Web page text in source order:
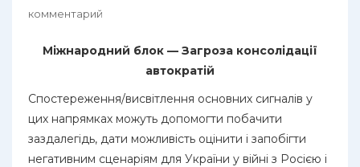
комментарий
Міжнародний блок — Загроза консолідації
автократій
Спостереження/висвітлення основних сигналів у
цих напрямках можуть допомогти побачити
заздалегідь, дати можливість оцінити і запобігти
негативним сценаріям для України у війні з Росією і